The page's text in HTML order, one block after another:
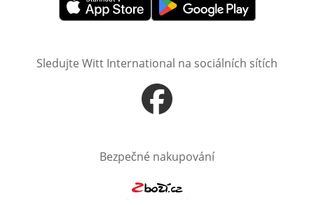
Otevře v novém okněOtevře v novém okně
Sledujte Witt International na sociálních sítích
Otevře v novém okně
Bezpečné nakupování